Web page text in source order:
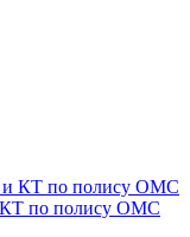
КТ по полису ОМС